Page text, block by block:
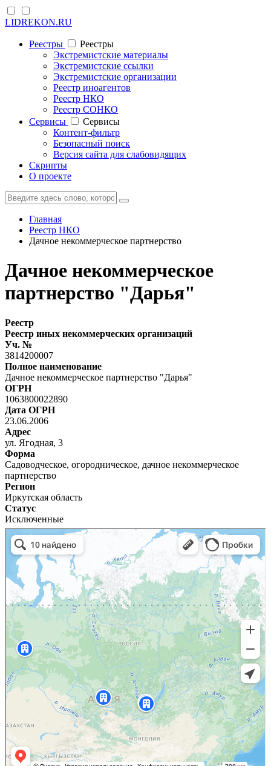
LIDREKON.RU
Реестры
Реестры
Экстремистские материалы
Экстремистские ссылки
Экстремистские организации
Реестр иноагентов
Реестр НКО
Реестр СОНКО
Cервисы
Cервисы
Контент-фильтр
Безопасный поиск
Версия сайта для слабовидящих
Скрипты
О проекте
Главная
Реестр НКО
Дачное некоммерческое партнерство
Дачное некоммерческое
партнерство "Дарья"
Реестр
Реестр иных некоммерческих организаций
Уч. №
3814200007
Полное наименование
Дачное некоммерческое партнерство "Дарья"
ОГРН
1063800022890
Дата ОГРН
23.06.2006
Адрес
ул. Ягодная, 3
Форма
Садоводческое, огородническое, дачное некоммерческое
партнерство
Регион
Иркутская область
Статус
Исключенные